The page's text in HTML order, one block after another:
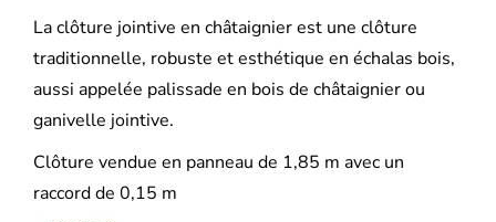
La clôture jointive en châtaignier est une clôture
traditionnelle, robuste et esthétique en échalas bois,
aussi appelée palissade en bois de châtaignier ou
ganivelle jointive.
Clôture vendue en panneau de 1,85 m avec un
raccord de 0,15 m